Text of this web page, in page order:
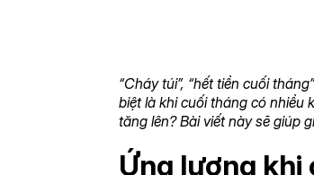
“Cháy túi”, “hết tiền cuối
biệt là khi cuối tháng có nhiều
tăng lên? Bài viết này sẽ giúp
Ứng lương khi